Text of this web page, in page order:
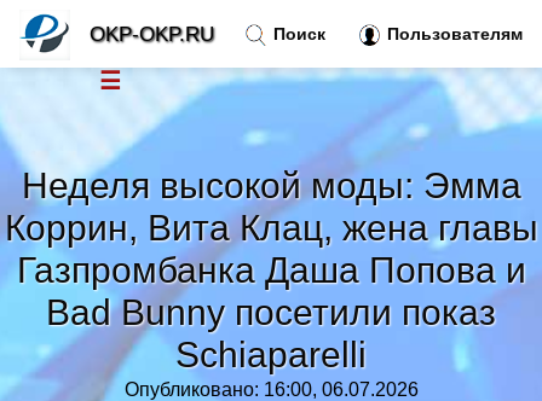
Неделя высокой моды: Эмма
Коррин, Вита Клац, жена главы
Газпромбанка Даша Попова и
Bad Bunny посетили показ
Schiaparelli
Опубликовано: 16:00, 06.07.2026
Поиск Пользователям
OKP-OKP.RU
☰
Тренды новостей »
Рубрики»
Правила »